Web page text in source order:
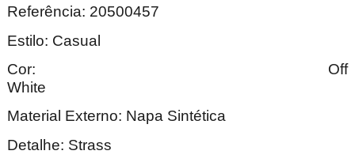
Referência: 20500457
Estilo: Casual
Cor: Off
Material Externo: Napa Sintética
Detalhe: Strass